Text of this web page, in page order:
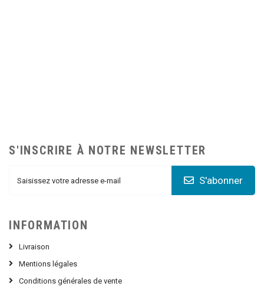
S'INSCRIRE À NOTRE NEWSLETTER
S'abonner
INFORMATION
Livraison
Mentions légales
Conditions générales de vente